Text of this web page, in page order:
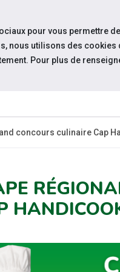
QUI
concours culinaire Cap
pour vous permettre
nous utilisons des cookies
Pour plus de